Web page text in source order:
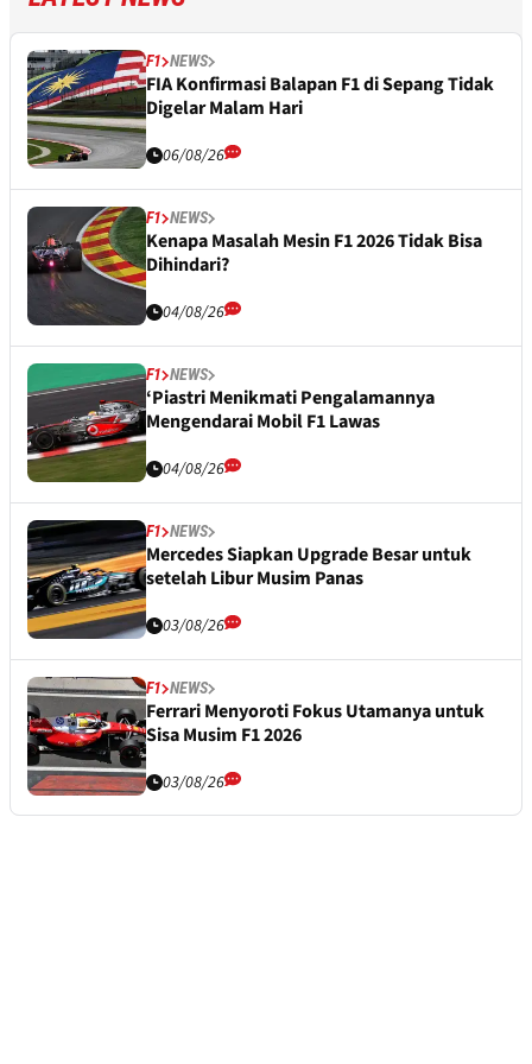
F1 NEWS
FIA Konfirmasi Balapan F1 di Sepang Tidak
Digelar Malam Hari
06/08/26
F1 NEWS
Kenapa Masalah Mesin F1 2026 Tidak Bisa
Dihindari?
04/08/26
F1 NEWS
‘Piastri Menikmati Pengalamannya
Mengendarai Mobil F1 Lawas
04/08/26
F1 NEWS
Mercedes Siapkan Upgrade Besar untuk
setelah Libur Musim Panas
03/08/26
F1 NEWS
Ferrari Menyoroti Fokus Utamanya untuk
Sisa Musim F1 2026
03/08/26